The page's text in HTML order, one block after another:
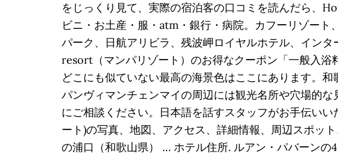
をじっくり見て、実際の宿泊客の口コミを読んだら、
ビニ・お土産・服・atm・銀行・病院。カフーリゾー
パーク、日航アリビラ、残波岬ロイヤルホテル、イン
resort（マンパリゾート）のお得なクーポン「一般入浴
どこにも似ていない最高の海景色はここにあります。
パンヴィマンチェンマイの周辺には観光名所や穴場的
にご相談ください。日本語を話すスタッフがお手伝い
ート)の写真、地図、アクセス、詳細情報、周辺スポッ
の浦口（和歌山県） … ホテル住所. ルアン・パバーン